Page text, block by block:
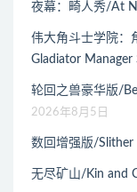
夜幕：畸人秀/At
伟大角斗士学院：
Gladiator Manager
轮回之兽豪华版/
2026年8月5日
数回增强版/Slither
无尽矿山/Kin and